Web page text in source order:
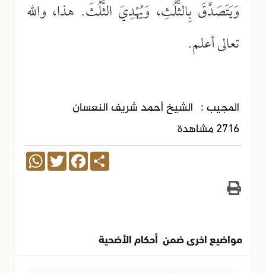
وَيَتَصَدَّقَ بِالثًّلُثِ، وَيُهْدِيَ الثُّلُثَ. هذا، والله
تعالى أعلم.
المجيب : الشيخ أحمد شريف النعسان
2716 مشاهدة
Share
Facebook
Twitter
WhatsApp
مواضيع اخرى ضمن أحكام الأضحية